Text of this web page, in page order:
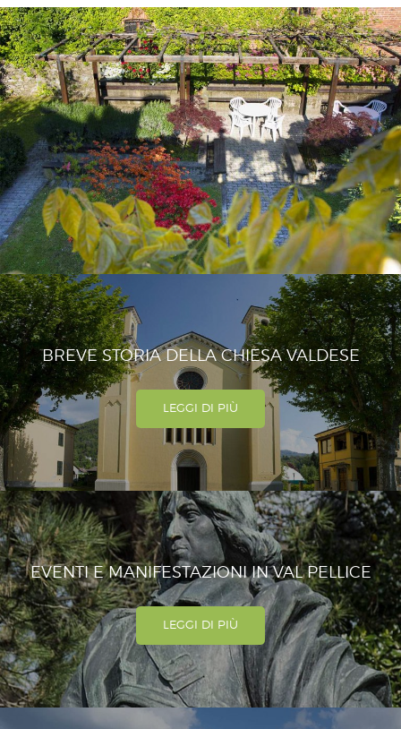
BREVE STORIA DELLA CHIESA VALDESE
LEGGI DI PIÙ
EVENTI E MANIFESTAZIONI IN VAL PELLICE
LEGGI DI PIÙ